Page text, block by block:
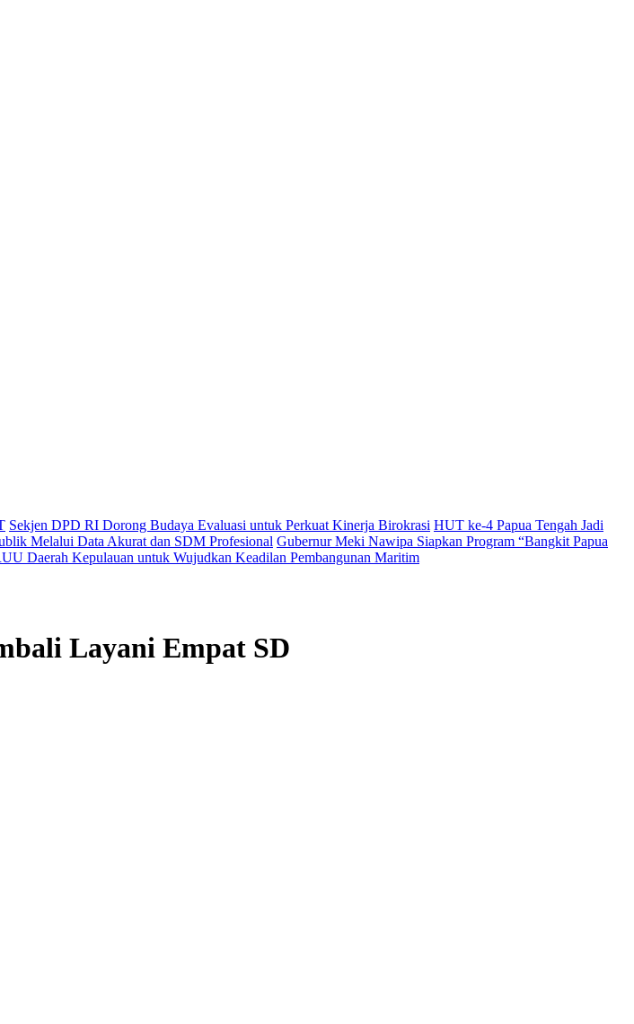
Sekjen DPD RI Dorong Budaya Evaluasi untuk Perkuat Kinerja Birokrasi HUT ke-4 Papua Tengah Jadi
Melalui Data Akurat dan SDM Profesional Gubernur Meki Nawipa Siapkan Program “Bangkit Papua
Daerah Kepulauan untuk Wujudkan Keadilan Pembangunan Maritim
Layani Empat SD